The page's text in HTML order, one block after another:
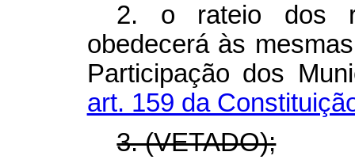
2. o rateio dos
obedecerá às
Participação dos
art. 159 da
3. (VETADO);